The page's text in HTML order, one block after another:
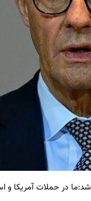
در حملات آمریکا و